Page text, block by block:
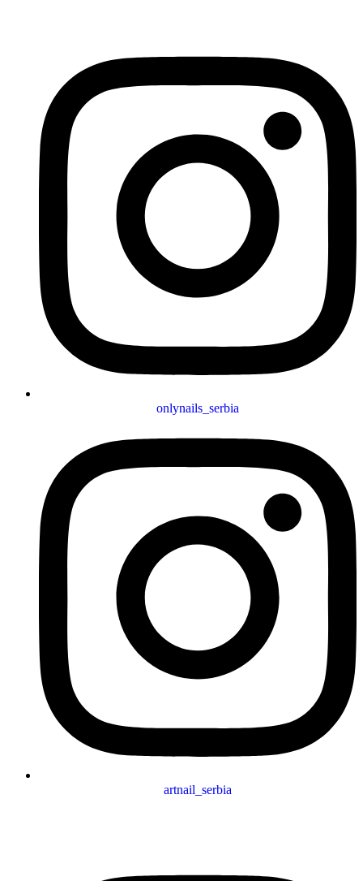
onlynails_serbia
artnail_serbia